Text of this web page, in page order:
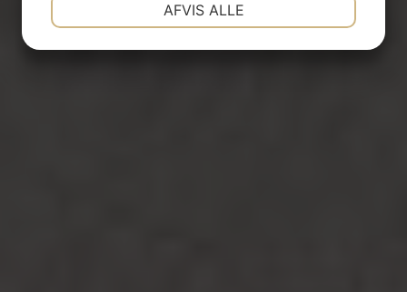
AFVIS ALLE